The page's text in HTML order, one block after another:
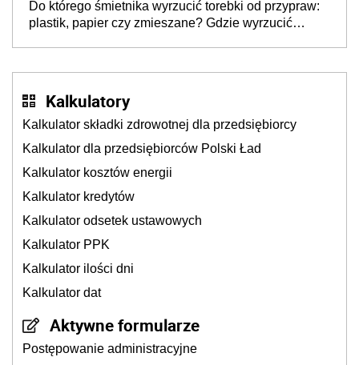
Do którego śmietnika wyrzucić torebki od przypraw:
plastik, papier czy zmieszane? Gdzie wyrzucić
Kalkulatory
Kalkulator składki zdrowotnej dla przedsiębiorcy
Kalkulator dla przedsiębiorców Polski Ład
Kalkulator kosztów energii
Kalkulator kredytów
Kalkulator odsetek ustawowych
Kalkulator PPK
Kalkulator ilości dni
Kalkulator dat
Aktywne formularze
Postępowanie administracyjne